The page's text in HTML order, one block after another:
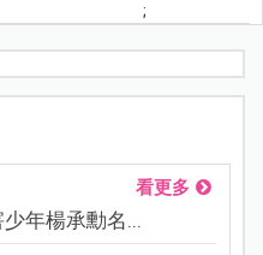
;
看更多
年楊承勳名...